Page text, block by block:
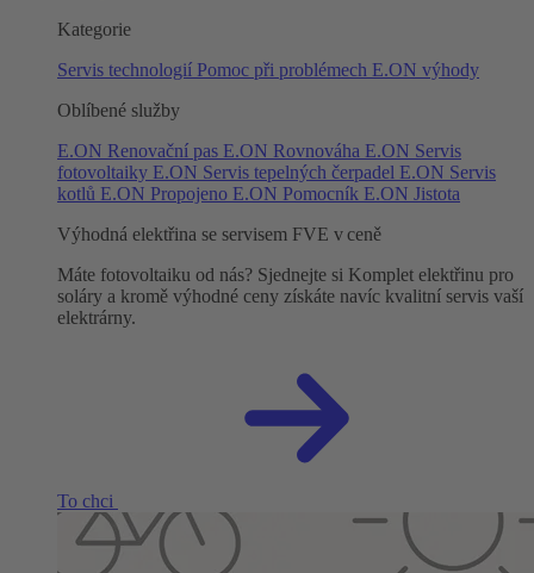
Kategorie
Servis technologií Pomoc při problémech E.ON výhody
Oblíbené služby
E.ON Renovační pas E.ON Rovnováha E.ON Servis
fotovoltaiky E.ON Servis tepelných čerpadel E.ON Servis
kotlů E.ON Propojeno E.ON Pomocník E.ON Jistota
Výhodná elektřina se servisem FVE v ceně
Máte fotovoltaiku od nás? Sjednejte si Komplet elektřinu pro
soláry a kromě výhodné ceny získáte navíc kvalitní servis vaší
elektrárny.
To chci